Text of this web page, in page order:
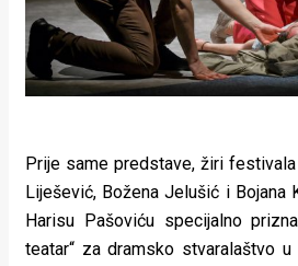
About
Urban
Prije same predstave, žiri
Liješević, Božena Jelušić i Bojana
Harisu Pašoviću specijalno
teatar“ za dramsko stvaralaštvo